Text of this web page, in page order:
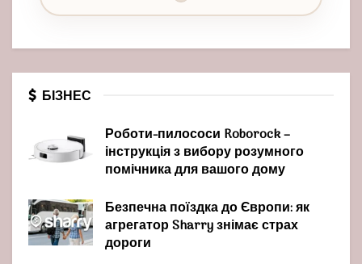
БІЗНЕС
Роботи-пилососи Roborock –
інструкція з вибору розумного
помічника для вашого дому
Безпечна поїздка до Європи: як
агрегатор Sharry знімає страх
дороги